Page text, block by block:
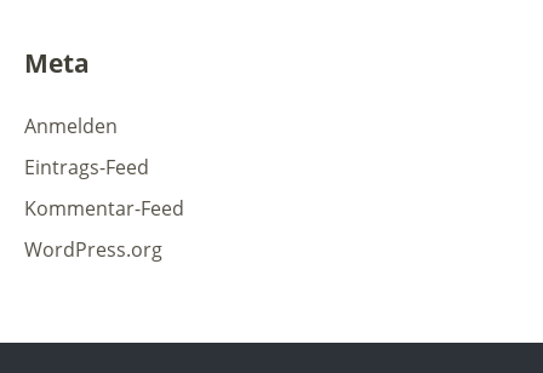
Meta
Anmelden
Eintrags-Feed
Kommentar-Feed
WordPress.org